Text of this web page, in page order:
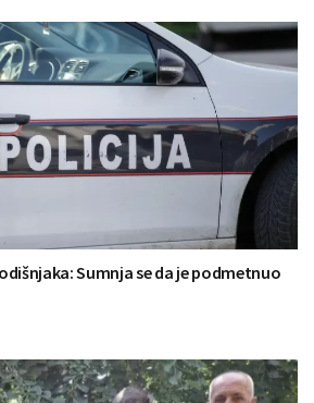
Sumnja se da je podmetnuo